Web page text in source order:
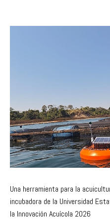
Una herramienta para la
incubadora de la Universidad
la Innovación Acuícola 2026